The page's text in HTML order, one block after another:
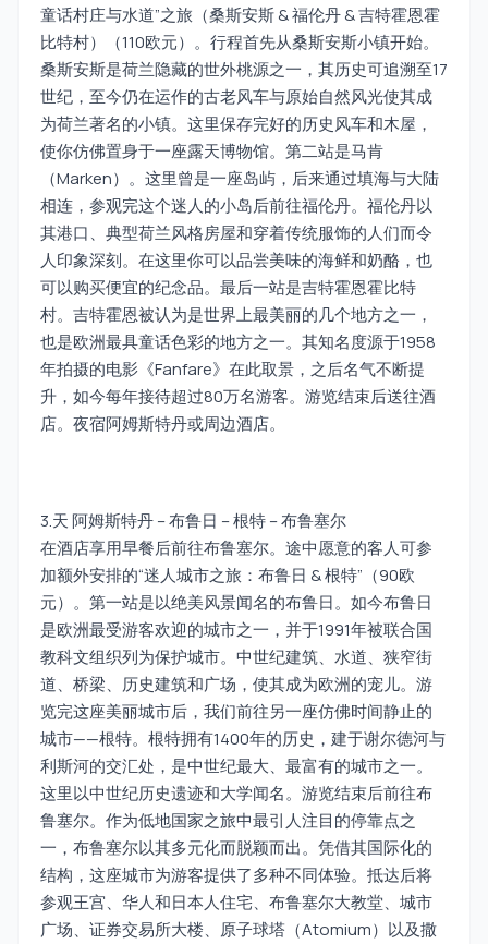
童话村庄与水道”之旅（桑斯安斯 & 福伦丹 & 吉特霍恩霍
比特村）（110欧元）。行程首先从桑斯安斯小镇开始。
桑斯安斯是荷兰隐藏的世外桃源之一，其历史可追溯至17
世纪，至今仍在运作的古老风车与原始自然风光使其成
为荷兰著名的小镇。这里保存完好的历史风车和木屋，
使你仿佛置身于一座露天博物馆。第二站是马肯
（Marken）。这里曾是一座岛屿，后来通过填海与大陆
相连，参观完这个迷人的小岛后前往福伦丹。福伦丹以
其港口、典型荷兰风格房屋和穿着传统服饰的人们而令
人印象深刻。在这里你可以品尝美味的海鲜和奶酪，也
可以购买便宜的纪念品。最后一站是吉特霍恩霍比特
村。吉特霍恩被认为是世界上最美丽的几个地方之一，
也是欧洲最具童话色彩的地方之一。其知名度源于1958
年拍摄的电影《Fanfare》在此取景，之后名气不断提
升，如今每年接待超过80万名游客。游览结束后送往酒
店。夜宿阿姆斯特丹或周边酒店。
3.天 阿姆斯特丹 – 布鲁日 – 根特 – 布鲁塞尔
在酒店享用早餐后前往布鲁塞尔。途中愿意的客人可参
加额外安排的“迷人城市之旅：布鲁日 & 根特”（90欧
元）。第一站是以绝美风景闻名的布鲁日。如今布鲁日
是欧洲最受游客欢迎的城市之一，并于1991年被联合国
教科文组织列为保护城市。中世纪建筑、水道、狭窄街
道、桥梁、历史建筑和广场，使其成为欧洲的宠儿。游
览完这座美丽城市后，我们前往另一座仿佛时间静止的
城市——根特。根特拥有1400年的历史，建于谢尔德河与
利斯河的交汇处，是中世纪最大、最富有的城市之一。
这里以中世纪历史遗迹和大学闻名。游览结束后前往布
鲁塞尔。作为低地国家之旅中最引人注目的停靠点之
一，布鲁塞尔以其多元化而脱颖而出。凭借其国际化的
结构，这座城市为游客提供了多种不同体验。抵达后将
参观王宫、华人和日本人住宅、布鲁塞尔大教堂、城市
广场、证券交易所大楼、原子球塔（Atomium）以及撒